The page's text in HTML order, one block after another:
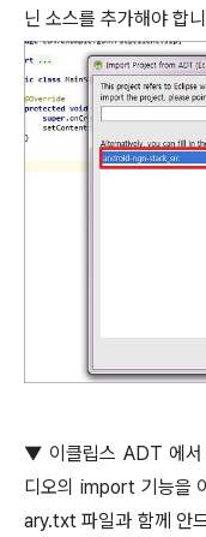
닌 소스를 추가해야 합
▼ 이클립스 ADT 에
디오의 import 기능을
ary.txt파일과 함께 안